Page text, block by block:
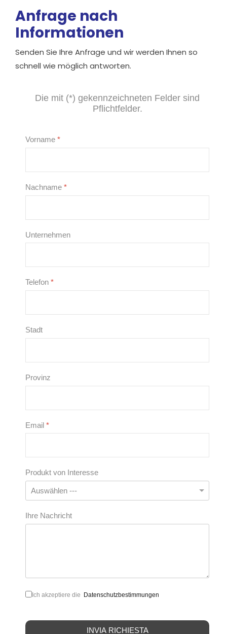
Anfrage nach
Informationen
Senden Sie Ihre Anfrage und wir werden Ihnen so
schnell wie möglich antworten.
Die mit (*) gekennzeichneten Felder sind
Pflichtfelder.
Vorname *
Nachname *
Unternehmen
Telefon *
Stadt
Provinz
Email *
Produkt von Interesse
Ihre Nachricht
Ich akzeptiere die Datenschutzbestimmungen
INVIA RICHIESTA